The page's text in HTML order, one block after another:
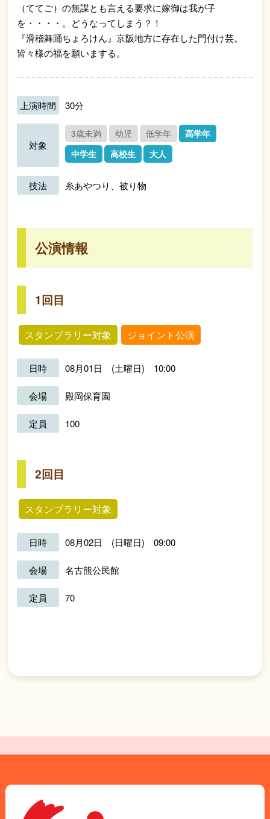
（ててご）の無謀とも言える要求に嫁御は我が子
を・・・・。どうなってしまう？！
『滑稽舞踊ちょろけん』京阪地方に存在した門付け芸。
皆々様の福を願いまする。
上演時間 30分
対象
3歳未満 幼児 低学年
高学年
中学生
高校生 大人
技法 糸あやつり、被り物
公演情報
1回目
スタンプラリー対象 ジョイント公演
日時 08月01日 (土曜日) 10:00
会場 殿岡保育園
定員 100
2回目
スタンプラリー対象
日時 08月02日 (日曜日) 09:00
会場 名古熊公民館
定員 70